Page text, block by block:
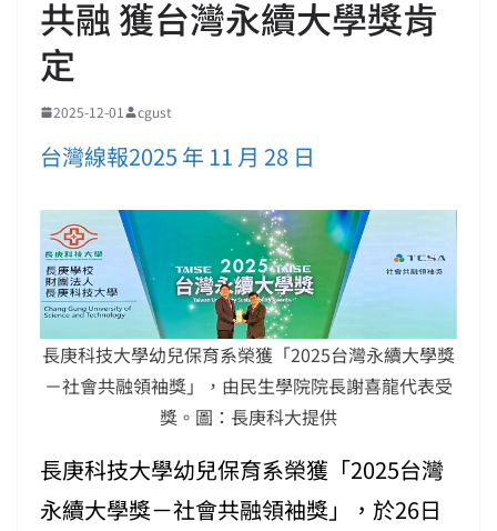
共融 獲台灣永續大學獎肯
定
2025-12-01 cgust
台灣線報2025 年 11 月 28 日
長庚科技大學幼兒保育系榮獲「2025台灣永續大學獎
－社會共融領袖獎」，由民生學院院長謝喜龍代表受
獎。圖：長庚科大提供
長庚科技大學幼兒保育系榮獲「2025台灣
永續大學獎－社會共融領袖獎」，於26日